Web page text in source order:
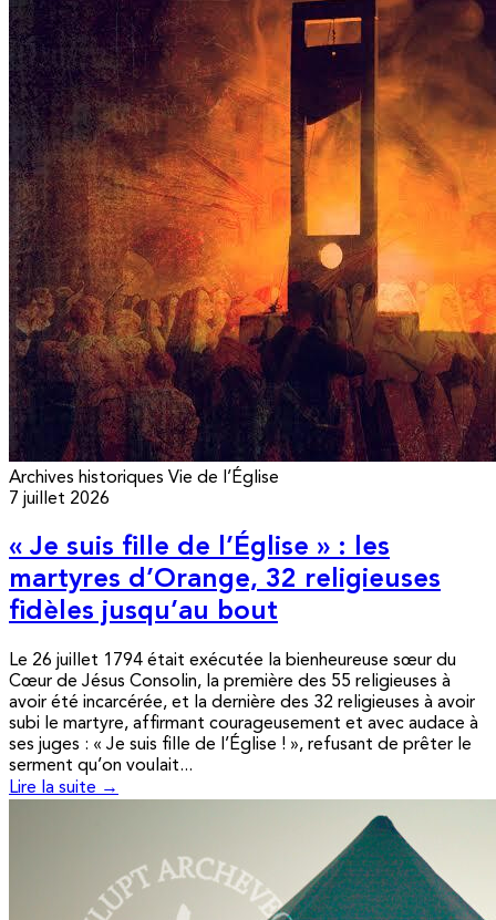
Archives historiques Vie de l’Église
7 juillet 2026
« Je suis fille de l’Église » : les
martyres d’Orange, 32 religieuses
fidèles jusqu’au bout
Le 26 juillet 1794 était exécutée la bienheureuse sœur du
Cœur de Jésus Consolin, la première des 55 religieuses à
avoir été incarcérée, et la dernière des 32 religieuses à avoir
subi le martyre, affirmant courageusement et avec audace à
ses juges : « Je suis fille de l’Église ! », refusant de prêter le
serment qu’on voulait...
Lire la suite →